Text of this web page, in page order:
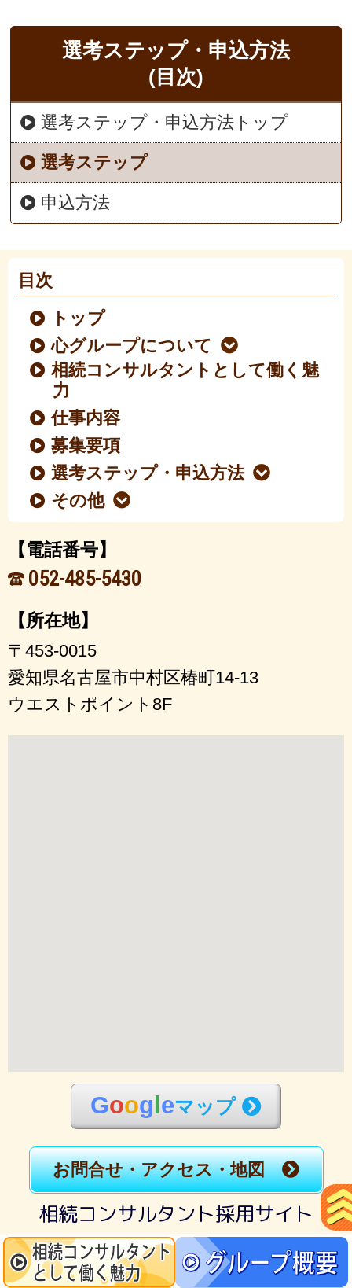
選考ステップ・申込方法
(目次)
選考ステップ・申込方法トップ
選考ステップ
申込方法
目次
トップ
心グループについて
相続コンサルタントとして働く魅
力
仕事内容
募集要項
選考ステップ・申込方法
その他
【電話番号】
052-485-5430
【所在地】
〒453-0015
愛知県名古屋市中村区椿町14-13
ウエストポイント8F
Goog eマップ
お問合せ・アクセス・地図
相続コンサルタント採用サイト